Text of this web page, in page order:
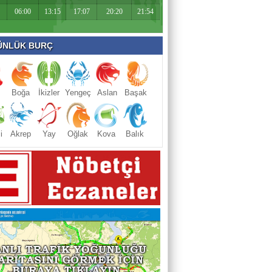
06:00 13:15 17:07 20:20 21:54
BURÇ
Boğa İkizler Yengeç Aslan Başak
Akrep Yay Oğlak Kova Balık